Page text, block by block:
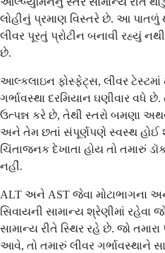
લોહીનું પ્રમાણ વિસ્તરે છે. આ પાતળું
લીવર પૂરતું પ્રોટીન બનાવી રહ્યું
છે.
આલ્કલાઇન ફોસ્ફેટ્સ, લીવર
ગર્ભાવસ્થા દરમિયાન ઘણીવાર વધે
ઉત્પન્ન કરે છે, તેથી સ્તરો બમણા
અને તેમ છતાં સંપૂર્ણપણે સ્વસ્થ હોઈ
ચિંતાજનક દેખાતા હોય તો તમારું
નહીં.
ALT અને AST જેવા મોટાભાગના
સિવાયની સામાન્ય શ્રેણીમાં
સામાન્ય રીતે સ્થિર રહે છે. જો
આવે, તો તમારું લીવર ગર્ભાવસ્થાને